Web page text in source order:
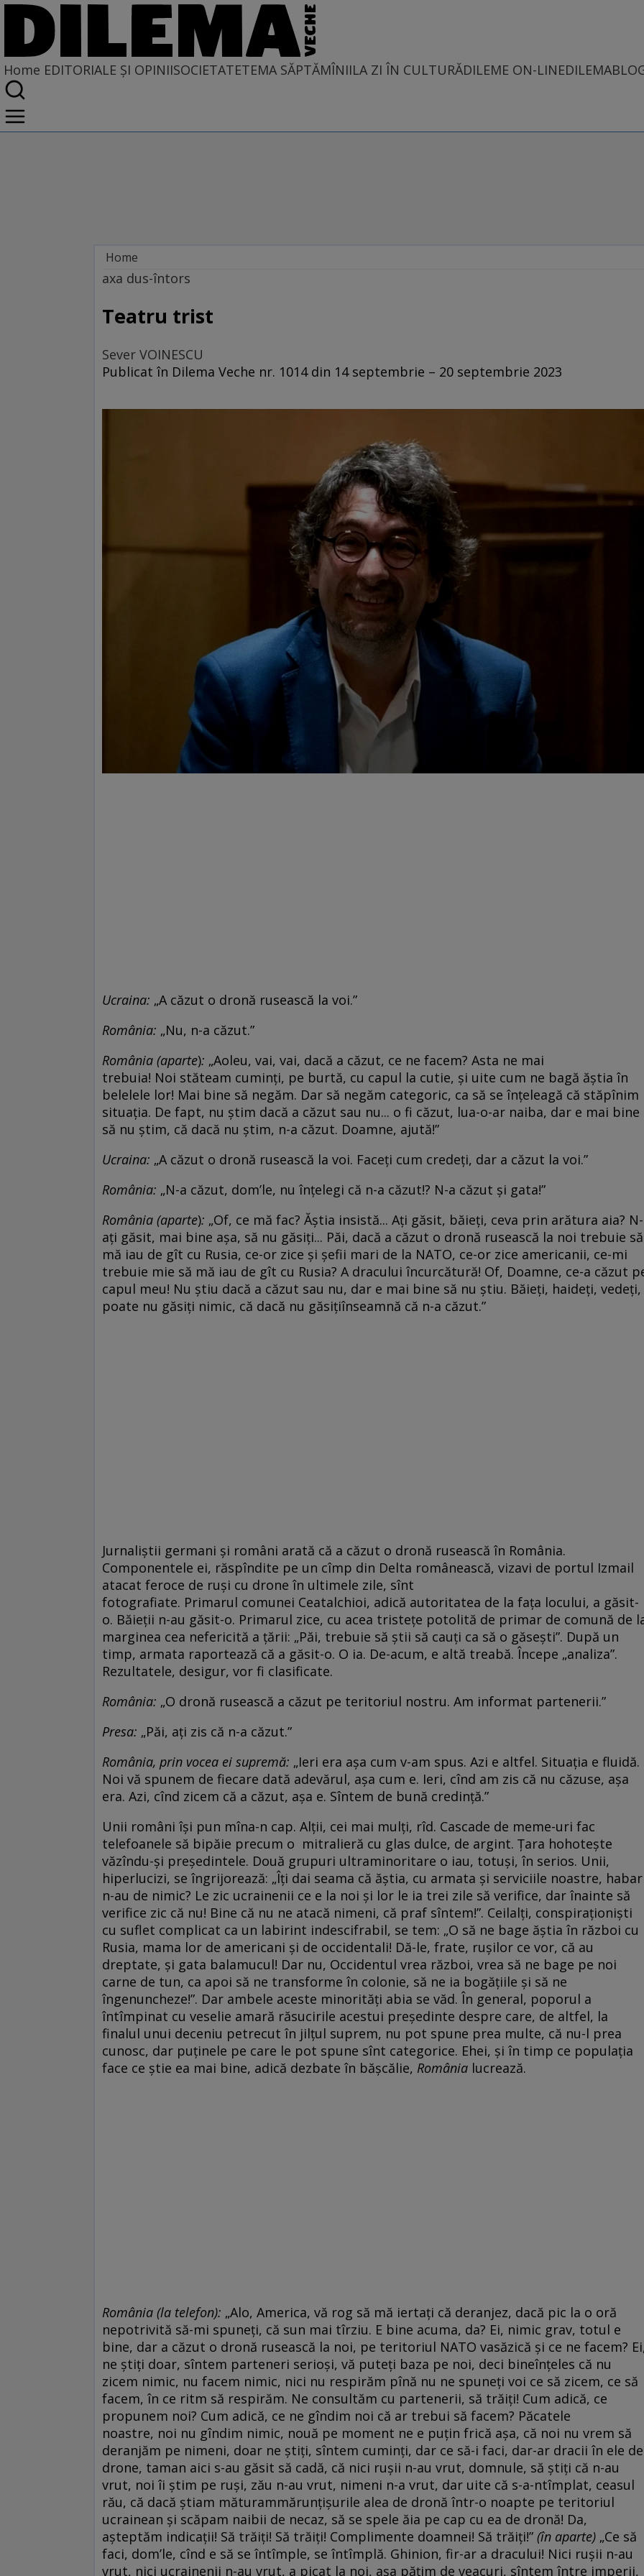
Home EDITORIALE ȘI OPINIISOCIETATETEMA SĂPTĂMÎNIILA ZI ÎN CULTURĂDILEME ON-LINE
Home
EDITORIALE ȘI OPINII
axa dus-întors
Teatru trist
Sever VOINESCU
Publicat în Dilema Veche nr. 1014 din 14 septembrie – 20 septembrie 2023
Ucraina: „A căzut o dronă rusească la voi.”
România: „Nu, n-a căzut.”
România (aparte): „Aoleu, vai, vai, dacă a căzut, ce ne facem? Asta ne mai
trebuia! Noi stăteam cuminți, pe burtă, cu capul la cutie, și uite cum ne bagă ăștia în
belelele lor! Mai bine să negăm. Dar să negăm categoric, ca să se înțeleagă că stăpînim
situația. De fapt, nu știm dacă a căzut sau nu... o fi căzut, lua-o-ar naiba, dar e mai bine
să nu știm, că dacă nu știm, n-a căzut. Doamne, ajută!”
Ucraina: „A căzut o dronă rusească la voi. Faceți cum credeți, dar a căzut la voi.”
România: „N-a căzut, dom’le, nu înțelegi că n-a căzut!? N-a căzut și gata!”
România (aparte): „Of, ce mă fac? Ăștia insistă... Ați găsit, băieți, ceva prin arătura aia? N-
ați găsit, mai bine așa, să nu găsiți... Păi, dacă a căzut o dronă rusească la noi trebuie să
mă iau de gît cu Rusia, ce-or zice și șefii mari de la NATO, ce-or zice americanii, ce-mi
trebuie mie să mă iau de gît cu Rusia? A dracului încurcătură! Of, Doamne, ce-a căzut
capul meu! Nu știu dacă a căzut sau nu, dar e mai bine să nu știu. Băieți, haideți, vedeți,
poate nu găsiți nimic, că dacă nu găsițiînseamnă că n-a căzut.”
Jurnaliștii germani și români arată că a căzut o dronă rusească în România.
Componentele ei, răspîndite pe un cîmp din Delta românească, vizavi de portul Izmail
atacat feroce de ruși cu drone în ultimele zile, sînt
fotografiate. Primarul comunei Ceatalchioi, adică autoritatea de la fața locului, a găsit-
o. Băieții n-au găsit-o. Primarul zice, cu acea tristețe potolită de primar de comună de
marginea cea nefericită a țării: „Păi, trebuie să știi să cauți ca să o găsești”. După un
timp, armata raportează că a găsit-o. O ia. De-acum, e altă treabă. Începe „analiza”.
Rezultatele, desigur, vor fi clasificate.
România: „O dronă rusească a căzut pe teritoriul nostru. Am informat partenerii.”
Presa: „Păi, ați zis că n-a căzut.”
România, prin vocea ei supremă: „Ieri era așa cum v-am spus. Azi e altfel. Situația e fluidă.
Noi vă spunem de fiecare dată adevărul, așa cum e. Ieri, cînd am zis că nu căzuse, așa
era. Azi, cînd zicem că a căzut, așa e. Sîntem de bună credință.”
Unii români își pun mîna-n cap. Alții, cei mai mulți, rîd. Cascade de meme-uri fac
telefoanele să bipăie precum o mitralieră cu glas dulce, de argint. Țara hohotește
văzîndu-și președintele. Două grupuri ultraminoritare o iau, totuși, în serios. Unii,
hiperlucizi, se îngrijorează: „Îți dai seama că ăștia, cu armata și serviciile noastre, habar
n-au de nimic? Le zic ucrainenii ce e la noi și lor le ia trei zile să verifice, dar înainte să
verifice zic că nu! Bine că nu ne atacă nimeni, că praf sîntem!”. Ceilalți, conspiraționiști
cu suflet complicat ca un labirint indescifrabil, se tem: „O să ne bage ăștia în război cu
Rusia, mama lor de americani și de occidentali! Dă-le, frate, rușilor ce vor, că au
dreptate, și gata balamucul! Dar nu, Occidentul vrea război, vrea să ne bage pe noi
carne de tun, ca apoi să ne transforme în colonie, să ne ia bogățiile și să ne
îngenuncheze!”. Dar ambele aceste minorități abia se văd. În general, poporul a
întîmpinat cu veselie amară răsucirile acestui președinte despre care, de altfel, la
finalul unui deceniu petrecut în jilțul suprem, nu pot spune prea multe, că nu-l prea
cunosc, dar puținele pe care le pot spune sînt categorice. Ehei, și în timp ce populația
face ce știe ea mai bine, adică dezbate în bășcălie, România lucrează.
România (la telefon): „Alo, America, vă rog să mă iertați că deranjez, dacă pic la o oră
nepotrivită să-mi spuneți, că sun mai tîrziu. E bine acuma, da? Ei, nimic grav, totul e
bine, dar a căzut o dronă rusească la noi, pe teritoriul NATO vasăzică și ce ne facem?
ne știți doar, sîntem parteneri serioși, vă puteți baza pe noi, deci bineînțeles că nu
zicem nimic, nu facem nimic, nici nu respirăm pînă nu ne spuneți voi ce să zicem, ce să
facem, în ce ritm să respirăm. Ne consultăm cu partenerii, să trăiți! Cum adică, ce
propunem noi? Cum adică, ce ne gîndim noi că ar trebui să facem? Păcatele
noastre, noi nu gîndim nimic, nouă pe moment ne e puțin frică așa, că noi nu vrem să
deranjăm pe nimeni, doar ne știți, sîntem cuminți, dar ce să-i faci, dar-ar dracii în ele de
drone, taman aici s-au găsit să cadă, că nici rușii n-au vrut, domnule, să știți că n-au
vrut, noi îi știm pe ruși, zău n-au vrut, nimeni n-a vrut, dar uite că s-a-ntîmplat, ceasul
rău, că dacă știam măturammărunțișurile alea de dronă într-o noapte pe teritoriul
ucrainean și scăpam naibii de necaz, să se spele ăia pe cap cu ea de dronă! Da,
așteptăm indicații! Să trăiți! Să trăiți! Complimente doamnei! Să trăiți!” (în aparte) „Ce să
faci, dom’le, cînd e să se întîmple, se întîmplă. Ghinion, fir-ar a dracului! Nici rușii n-au
vrut, nici ucrainenii n-au vrut, a picat la noi, așa pățim de veacuri, sîntem între imperii,